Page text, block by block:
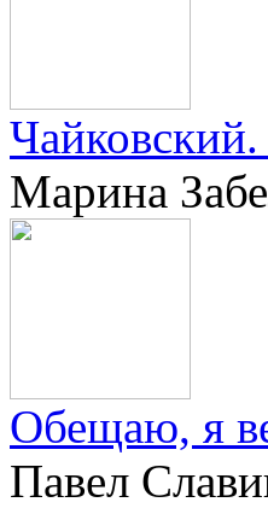
Марина
Обещаю, я
Павел